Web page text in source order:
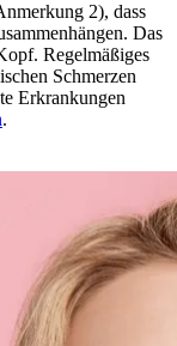
2), dass
Das
Regel­mä­ßi­ges
Schmerzen
Erkran­kun­gen
.